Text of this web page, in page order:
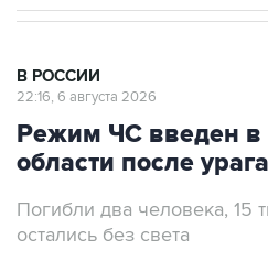
Режим ЧС введен в
области после
Погибли два человека, 15
Москва. 6 августа.